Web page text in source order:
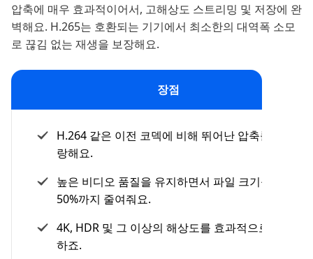
압축에 매우 효과적이어서, 고해상도 스트리밍 및 저장에 완
벽해요. H.265는 호환되는 기기에서 최소한의 대역폭 소모
로 끊김 없는 재생을 보장해요.
장점
H.264 같은 이전 코덱에 비해 뛰어난 압축률을 자
랑해요.
높은 비디오 품질을 유지하면서 파일 크기를 최대
50%까지 줄여줘요.
4K, HDR 및 그 이상의 해상도를 효과적으로 지원
하죠.